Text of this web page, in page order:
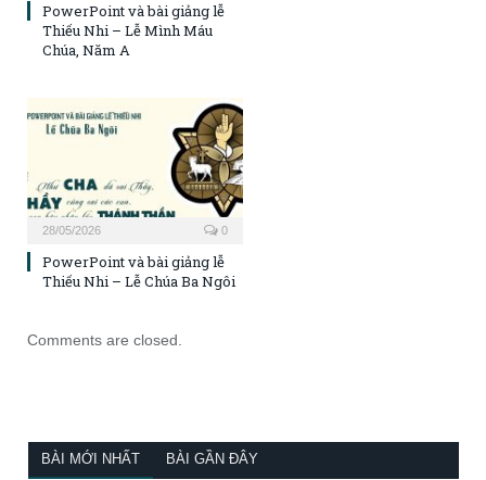
PowerPoint và bài giảng lễ
Thiếu Nhi – Lễ Mình Máu
Chúa, Năm A
28/05/2026 0
PowerPoint và bài giảng lễ
Thiếu Nhi – Lễ Chúa Ba Ngôi
Comments are closed.
BÀI MỚI NHẤT BÀI GẦN ĐÂY